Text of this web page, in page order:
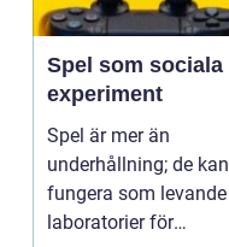
Spel som sociala
experiment
Spel är mer än
underhållning; de kan
fungera som levande
laboratorier för